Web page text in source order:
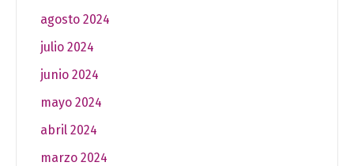
agosto 2024
julio 2024
junio 2024
mayo 2024
abril 2024
marzo 2024